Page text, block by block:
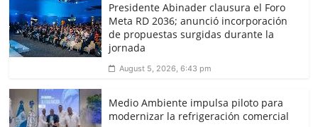
Presidente Abinader clausura el Foro
Meta RD 2036; anunció incorporación
de propuestas surgidas durante la
jornada
August 5, 2026, 6:43 pm
Medio Ambiente impulsa piloto para
modernizar la refrigeración comercial